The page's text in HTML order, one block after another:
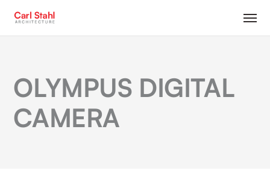
OLYMPUS DIGITAL
CAMERA